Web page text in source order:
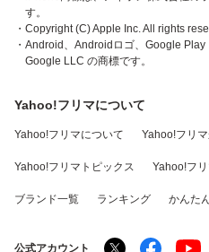
す。
・Copyright (C) Apple Inc. All rights
・Android、Androidロゴ、Google Play
Google LLC の商標です。
Yahoo!フリマについて
Yahoo!フリマについて Yahoo!フリ
Yahoo!フリマトピックス Yahoo!フ
ブランド一覧 ランキング かんた
公式アカウント